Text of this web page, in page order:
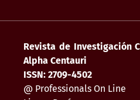
Revista de Investigación
Alpha Centauri
ISSN: 2709-4502
@ Professionals On Line